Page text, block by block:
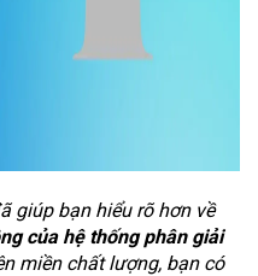
giúp bạn hiểu rõ hơn về
của hệ thống phân giải
miền chất lượng, bạn có